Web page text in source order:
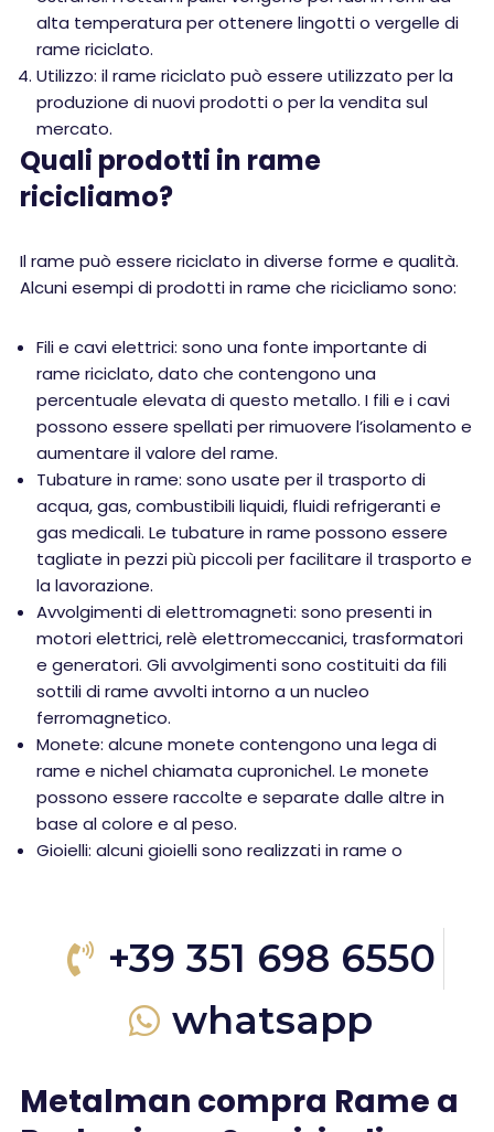
alta temperatura per ottenere lingotti o vergelle di
rame riciclato.
Utilizzo: il rame riciclato può essere utilizzato per la
produzione di nuovi prodotti o per la vendita sul
mercato.
Quali prodotti in rame
ricicliamo?
Il rame può essere riciclato in diverse forme e qualità.
Alcuni esempi di prodotti in rame che ricicliamo sono:
Fili e cavi elettrici: sono una fonte importante di
rame riciclato, dato che contengono una
percentuale elevata di questo metallo. I fili e i cavi
possono essere spellati per rimuovere l’isolamento e
aumentare il valore del rame.
Tubature in rame: sono usate per il trasporto di
acqua, gas, combustibili liquidi, fluidi refrigeranti e
gas medicali. Le tubature in rame possono essere
tagliate in pezzi più piccoli per facilitare il trasporto e
la lavorazione.
Avvolgimenti di elettromagneti: sono presenti in
motori elettrici, relè elettromeccanici, trasformatori
e generatori. Gli avvolgimenti sono costituiti da fili
sottili di rame avvolti intorno a un nucleo
ferromagnetico.
Monete: alcune monete contengono una lega di
rame e nichel chiamata cupronichel. Le monete
possono essere raccolte e separate dalle altre in
base al colore e al peso.
Gioielli: alcuni gioielli sono realizzati in rame o
+39 351 698 6550
whatsapp
Metalman compra Rame a